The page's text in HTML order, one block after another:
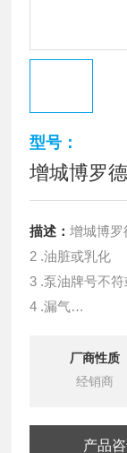
型号：
增城博罗
描述：增城博罗
2 .油脏或乳化
3 .泵油牌号不
4 .漏气
6 .油路不通,泵
7 .泵运转中温
厂商性质
经销商
产品